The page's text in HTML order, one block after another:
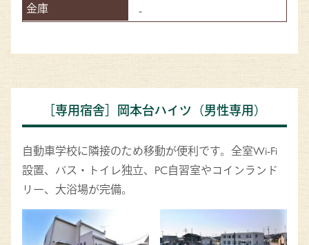
-
［専用宿舎］岡本台ハイツ（男性専用）
自動車学校に隣接のため移動が便利です。全室Wi-Fi
設置、バス・トイレ独立、PC自習室やコインランド
リー、大浴場が完備。